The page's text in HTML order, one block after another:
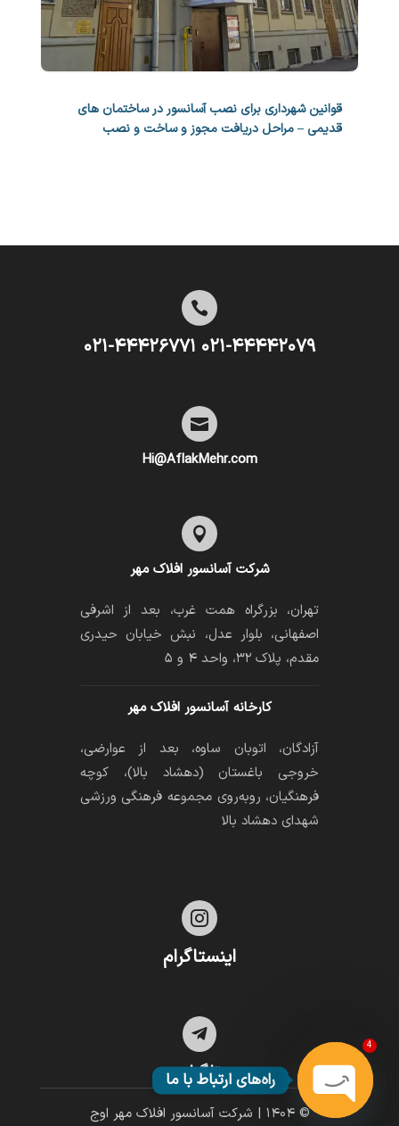
قوانین شهرداری برای نصب آسانسور در ساختمان های
قدیمی – مراحل دریافت مجوز و ساخت و نصب

۰۲۱-۴۴۴۴۲۰۷۹ ۰۲۱-۴۴۴۲۶۷۷۱

Hi@AflakMehr.com

شرکت آسانسور افلاک مهر
تهران، بزرگراه همت غرب، بعد از اشرفی
اصفهانی، بلوار عدل، نبش خیابان حیدری
مقدم، پلاک ۳۲، واحد ۴ و ۵
کارخانه آسانسور افلاک مهر
آزادگان، اتوبان ساوه، بعد از عوارضی،
خروجی باغستان (دهشاد بالا)، کوچه
فرهنگیان، رو‌به‌روی مجموعه فرهنگی ورزشی
شهدای دهشاد بالا

اینستاگرام

تلگرام
© ۱۴۰۴ | شرکت آسانسور افلاک مهر اوج
راه‌های ارتباط با ما
4